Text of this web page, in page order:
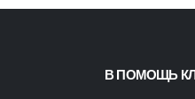
В ПОМОЩЬ